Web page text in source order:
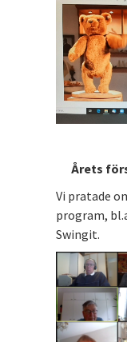
Årets
Vi pratade
program,
Swingit.